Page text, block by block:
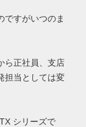
ですがいつのま
ら正社員、支店
担当としては変
シリーズで